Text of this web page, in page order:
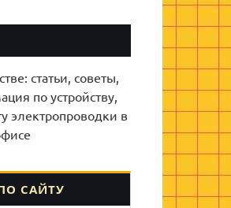
статьи, советы,
по устройству,
электропроводки в
САЙТУ